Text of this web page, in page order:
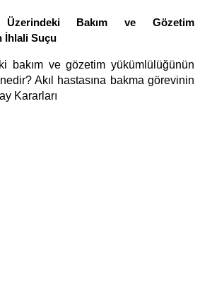
Üzerindeki Bakım ve Gözetim
İhlali Suçu
bakım ve gözetim yükümlülüğünün
Akıl hastasına bakma görevinin
Kararları